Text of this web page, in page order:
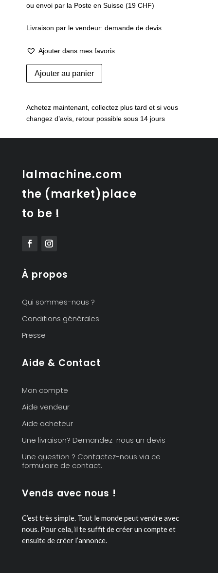
ou envoi par la Poste en Suisse (19 CHF)
Livraison par le vendeur: demande de devis
Ajouter dans mes favoris
quantité
de
Ajouter au panier
Achetez maintenant, collectez plus tard et si vous
changez d’avis, retour possible sous 14 jours
lalmachine.com
the (market)place
to be !
À propos
Qui sommes-nous ?
Conditions générales
Presse
Aide & Contact
Mon compte
Aide vendeur
Aide acheteur
Une livraison? Demandez-nous un devis
Une question ? Contactez-nous via ce
formulaire de contact.
Vends avec nous !
C’est très simple. Tout le monde peut vendre avec
nous. Pour cela, il te suffit de créer un compte et
ensuite de créer l’annonce.